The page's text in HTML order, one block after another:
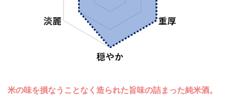
米の味を損なうことなく造られた旨味の詰まった純米酒。